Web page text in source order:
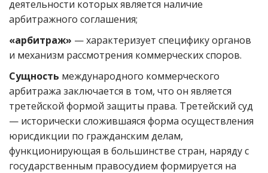
деятельности которых является наличие
арбитражного соглашения;
«арбитраж» — характеризует специфику органов
и механизм рассмотрения коммерческих споров.
Сущность международного коммерческого
арбитража заключается в том, что он является
третейской формой защиты права. Третейский суд
— исторически сложившаяся форма осуществления
юрисдикции по гражданским делам,
функционирующая в большинстве стран, наряду с
государственным правосудием формируется на